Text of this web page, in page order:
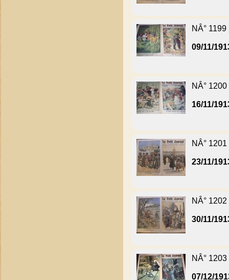
NÂ° 1199
09/11/
NÂ° 1200
16/11/
NÂ° 1201
23/11/
NÂ° 1202
30/11/
NÂ° 1203
07/12/